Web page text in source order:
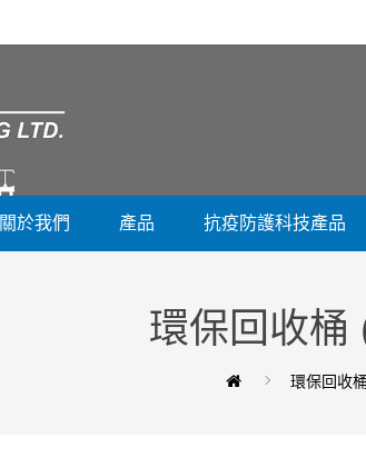
關於我們 產品 抗疫防護科技產品
環保回收桶
環保回收